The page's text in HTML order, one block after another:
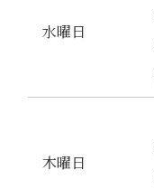
水曜日
木曜日